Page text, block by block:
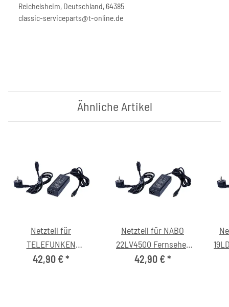
Reichelsheim, Deutschland, 64385
classic-serviceparts@t-online.de
Ähnliche Artikel
Netzteil für
TELEFUNKEN
HKA06012040-7A
42,90 €*
Netzteil für NABO
22LV4500 Fernseher
(12V/6.0A, 1/2=+ 3/4=-,
42,90 €*